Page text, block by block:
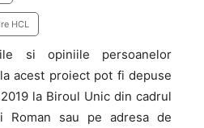
HCL
si opiniile persoanelor
acest proiect pot fi depuse
la Biroul Unic din cadrul
Roman sau pe adresa de